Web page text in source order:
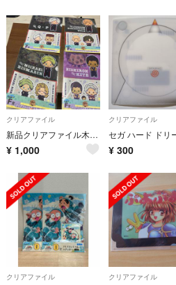
クリアファイル
新品クリアファイル木手永四郎&君島育斗‪☆Q・P ＆ A・フランケンシュタイナー
¥ 1,000
クリアファイル
¥ 300
クリアファイル クリアファイル